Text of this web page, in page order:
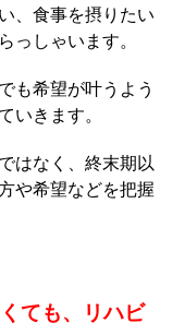
、食事を摂りたい
っしゃいます。
も希望が叶うよう
いきます。
はなく、終末期以
や希望などを把握
ても、リハビ